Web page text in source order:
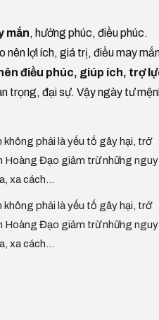
mắn, hưởng phúc, điều phúc.
nên lợi ích, giá trị, điều may
điều phúc, giúp ích, trợ
trọng, đại sự. Vậy ngày tư
phải là yếu tố gây hại, trở
Hoàng Đạo giảm trừ những nguy
xa cách...
phải là yếu tố gây hại, trở
Hoàng Đạo giảm trừ những nguy
xa cách...